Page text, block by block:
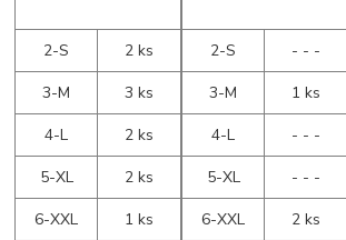
2-S
2 ks
3-M
3 ks
4-L
2 ks
5-XL
2 ks
6-XXL
1 ks
2-S
- - -
3-M
1 ks
4-L
- - -
5-XL
- - -
6-XXL
2 ks